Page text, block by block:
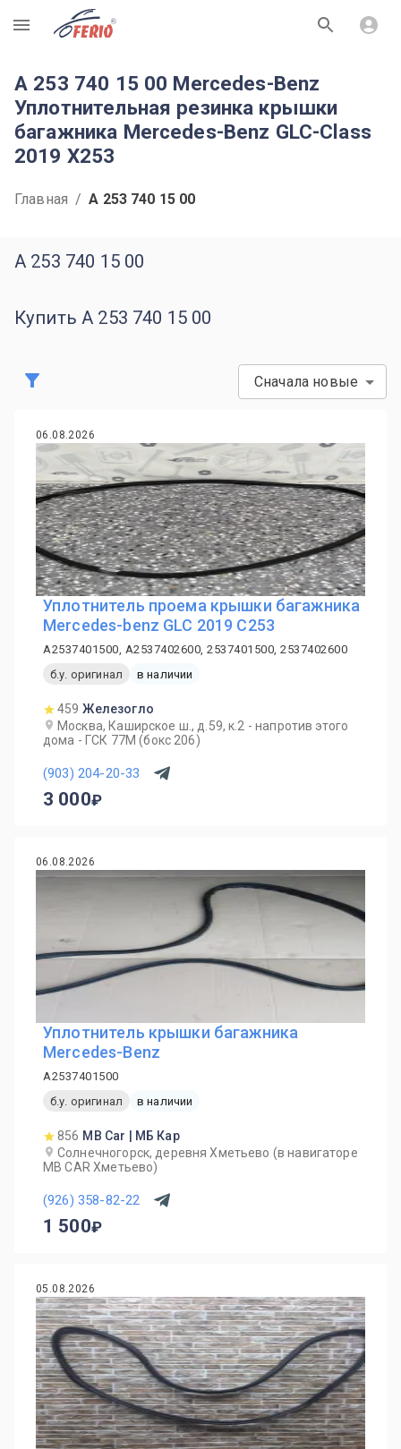
R
A 253 740 15 00 Mercedes-Benz
Уплотнительная резинка крышки
багажника Mercedes-Benz GLC-Class
2019 X253
Главная / A 253 740 15 00
A 253 740 15 00
Купить A 253 740 15 00
Сначала новые
06.08.2026
Уплотнитель проема крышки багажника
Mercedes-benz GLC 2019 C253
A2537401500, A2537402600, 2537401500, 2537402600
б.у. оригинал
в наличии
459 Железогло
Москва, Каширское ш., д.59, к.2 - напротив этого
дома - ГСК 77М (бокс 206)
(903) 204-20-33
3 000
06.08.2026
Уплотнитель крышки багажника
Mercedes-Benz
A2537401500
б.у. оригинал
в наличии
856 MB Car | МБ Кар
Солнечногорск, деревня Хметьево (в навигаторе
MB CAR Хметьево)
(926) 358-82-22
1 500
05.08.2026